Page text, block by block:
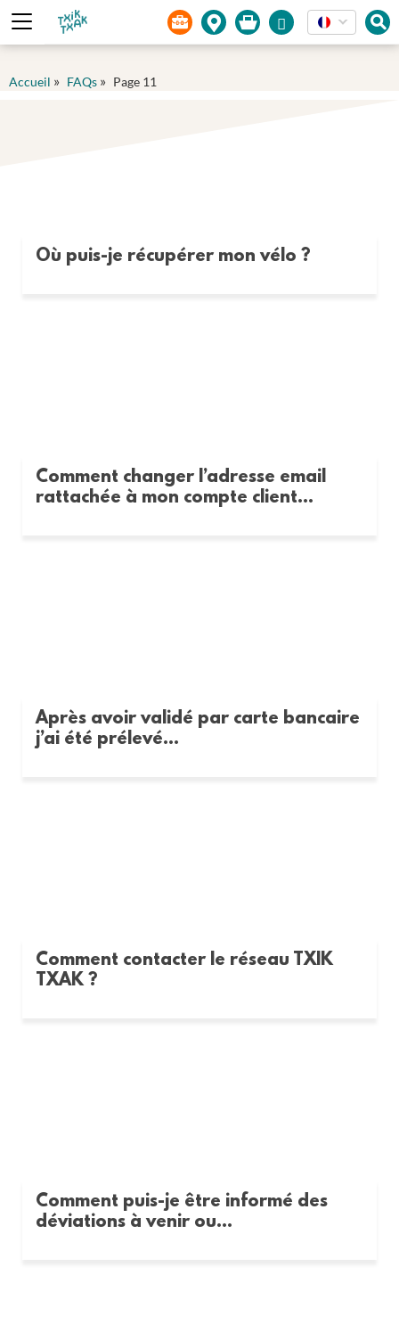
Panneau de gestion des cookies
Accueil » FAQs » Page 11
Où puis-je récupérer mon vélo ?
Comment changer l’adresse email
rattachée à mon compte client...
Après avoir validé par carte bancaire
j’ai été prélevé...
Comment contacter le réseau TXIK
TXAK ?
Comment puis-je être informé des
déviations à venir ou...